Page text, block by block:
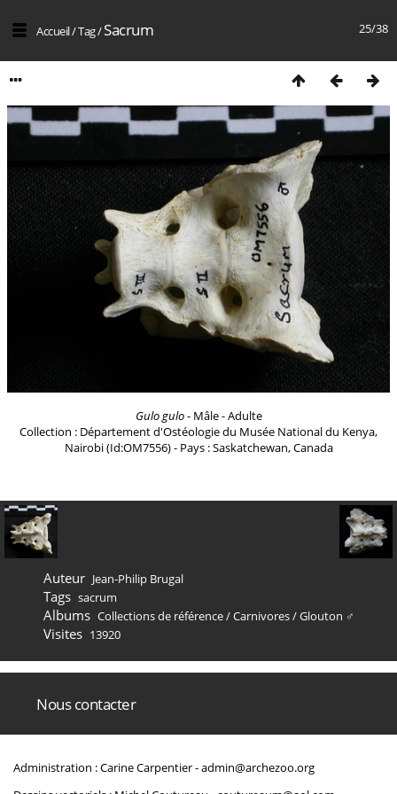
25/38
Accueil/Tag/Sacrum
Gulo gulo- Mâle - Adulte
Collection : Département d'Ostéologie du Musée National du Kenya,
Nairobi (Id:OM7556) - Pays : Saskatchewan, Canada
Auteur Jean-Philip Brugal
Tags sacrum
Albums Collections de référence/Carnivores/Glouton ♂
Visites 13920
Nous contacter
Administration : Carine Carpentier -admin@archezoo.org